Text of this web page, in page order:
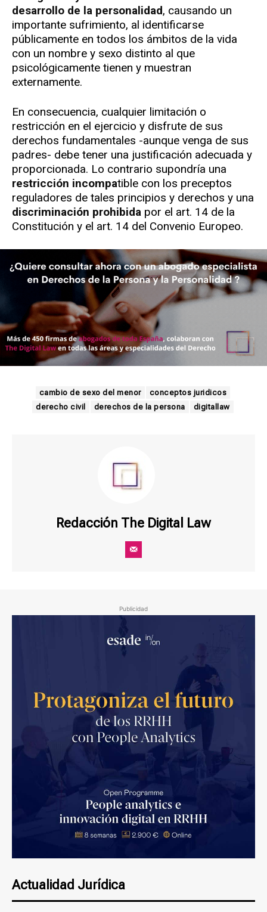
desarrollo de la personalidad, causando un
importante sufrimiento, al identificarse
públicamente en todos los ámbitos de la vida
con un nombre y sexo distinto al que
psicológicamente tienen y muestran
externamente.
En consecuencia, cualquier limitación o
restricción en el ejercicio y disfrute de sus
derechos fundamentales -aunque venga de sus
padres- debe tener una justificación adecuada y
proporcionada. Lo contrario supondría una
restricción incompatible con los preceptos
reguladores de tales principios y derechos y una
discriminación prohibida por el art. 14 de la
Constitución y el art. 14 del Convenio Europeo.
cambio de sexo del menor
conceptos juridicos
derecho civil
derechos de la persona digitallaw
Redacción The Digital Law
Publicidad
Actualidad Jurídica